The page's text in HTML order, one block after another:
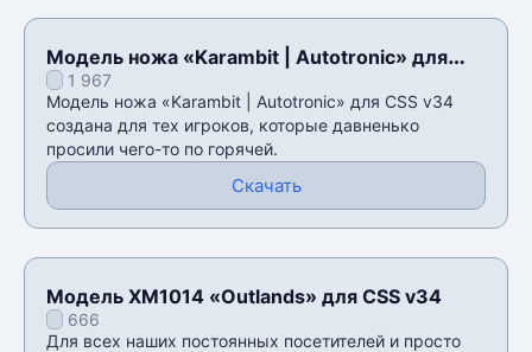
Модель ножа «Karambit | Autotronic» для
CSS v34
1 967
Модель ножа «Karambit | Autotronic» для CSS v34
создана для тех игроков, которые давненько
просили чего-то по горячей.
Скачать
Модель XM1014 «Outlands» для CSS v34
666
Для всех наших постоянных посетителей и просто